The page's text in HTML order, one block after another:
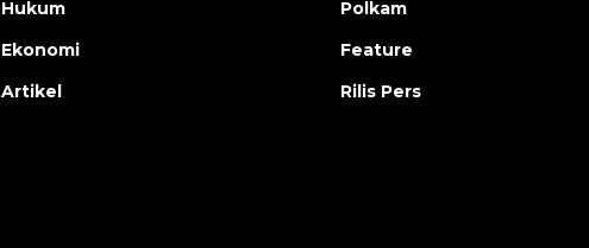
Hukum
Ekonomi
Artikel
Polkam
Feature
Rilis Pers